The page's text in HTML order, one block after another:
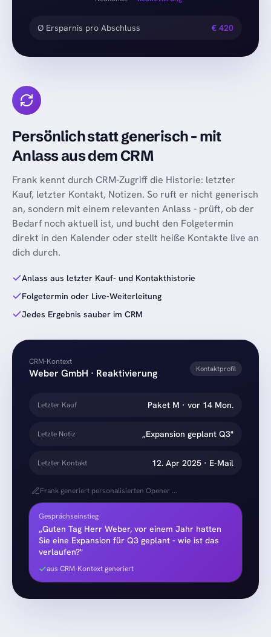
Ø Ersparnis pro Abschluss € 420
Persönlich statt generisch - mit
Anlass aus dem CRM
Frank kennt durch CRM-Zugriff die Historie: letzter
Kauf, letzter Kontakt, Notizen. So ruft er nicht generisch
an, sondern mit einem relevanten Anlass - prüft, ob der
Bedarf noch aktuell ist, und bucht den Folgetermin
direkt in den Kalender oder stellt heiße Kontakte live an
dich durch.
Anlass aus letzter Kauf- und Kontakthistorie
Folgetermin oder Live-Weiterleitung
Jedes Ergebnis sauber im CRM
CRM-Kontext
Weber GmbH · Reaktivierung Kontaktprofil
Letzter Kauf Paket M · vor 14 Mon.
Letzte Notiz „Expansion geplant Q3"
Letzter Kontakt 12. Apr 2025 · E-Mail
Frank generiert personalisierten Opener ...
Gesprächseinstieg
„Guten Tag Herr Weber, vor einem Jahr hatten
Sie eine Expansion für Q3 geplant - wie ist das
verlaufen?"
aus CRM-Kontext generiert